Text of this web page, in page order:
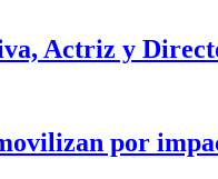
Actriz y
por